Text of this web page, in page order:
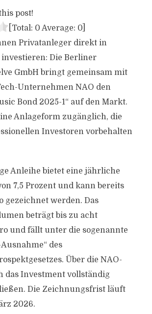
post!
[Total: 0 Average: 0]
Privatanleger direkt in
Die Berliner
GmbH bringt gemeinsam mit
Unternehmen NAO den
Bond 2025-1“ auf den Markt.
Anlageform zugänglich, die
Investoren vorbehalten
Anleihe bietet eine jährliche
7,5 Prozent und kann bereits
gezeichnet werden. Das
beträgt bis zu acht
und fällt unter die sogenannte
des
Über die NAO-
das Investment vollständig
Die Zeichnungsfrist läuft
2026.